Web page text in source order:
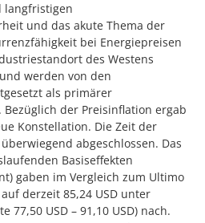
langfristigen
und das akute Thema der
bei Energiepreisen
des Westens
werden von den
als primärer
der Preisinflation ergab
Konstellation. Die Zeit der
abgeschlossen. Das
Basiseffekten
gaben im Vergleich zum Ultimo
derzeit 85,24 USD unter
77,50 USD – 91,10 USD) nach.